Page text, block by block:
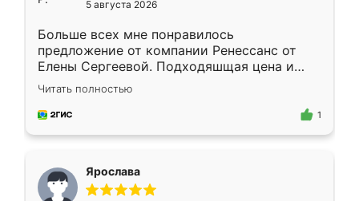
5 августа 2026
Больше всех мне понравилось
предложение от компании Ренессанс от
Елены Сергеевой. Подходяшщая цена и
короткие сроки изготовления. Приехавший
для замера сотрудник Владислав
предложил по моему эскизу самый
Читать полностью
1
Ярослава